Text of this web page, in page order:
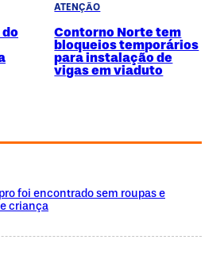
ATENÇÃO
Contorno Norte tem
bloqueios temporários
para instalação de
vigas em viaduto
foi encontrado sem roupas e
criança